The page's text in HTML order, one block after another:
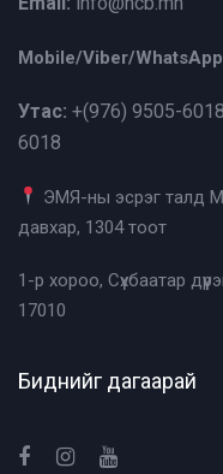
Mobile/Viber/
Утас: +(976) 9505-
6018
ЭМЯ-ны эсрэг талд
давхар, 1304 тоот
1-р хороо, Сүхбаатар
17010
Биднийг дагаарай